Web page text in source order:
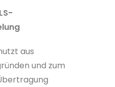
aus
und zum